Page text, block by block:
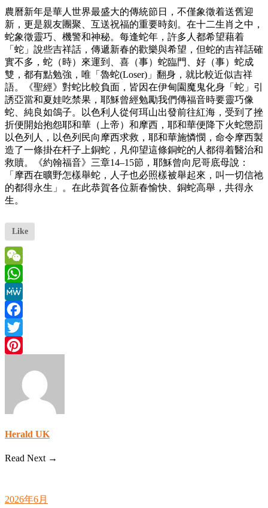
農曆新年是華人世界最盛大的傳統節日，不僅象徵着送舊迎
新，更是親友團聚、互送祝福的重要時刻。在十二生肖之中，
蛇象徵靈巧、機警和神秘。每逢蛇年，許多人都希望藉着
「蛇」說些吉祥話，傳遞新春的歡樂與希望，但蛇的吉祥話確
實不多，蛇（時）來運到、喜（事）蛇臨門、好（事）蛇成
雙，都有點勉強，唯「魯蛇(Loser)」翻身，就比較近似吉祥
語。《聖經》對蛇比較負面，皆因在伊甸園魔鬼化身「蛇」引
誘亞當和夏娃吃禁果，耶穌曾經勉勵我們傳福音時要靈巧像
蛇、純良如鴿子。以色利人從何珥山出發前往紅海，受到了挫
折便開始抱怨耶和華（上帝）和摩西，耶和華便降下火蛇懲罰
以色列人，以色列民向摩西求救，耶和華施憐憫，命令摩西製
造了一條掛在杆子上銅蛇，凡仰望這條銅蛇的人都得着醫治和
救贖。《約翰福音》三章14–15節，耶穌曾向尼哥底母說：
「摩西在曠野怎樣舉蛇，人子也必照樣被舉起來，叫一切信祂
的都得永生」。在此恭賀各位新春愉快、銅蛇高舉，共得永
生。
Like
WeChat
WhatsApp
MeWe
Facebook
Twitter
Herald UK
Read Next →
2026年6月